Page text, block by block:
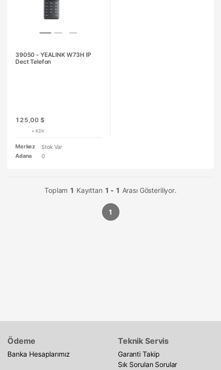
39050 - YEALINK W73H IP
Dect Telefon
125,00 $
+ KDV
Merkez
Stok Var
Adana
0
Toplam 1 Kayıttan 1 - 1 Arası Gösteriliyor.
1
Ödeme
Banka Hesaplarımız
Teknik Servis
Garanti Takip
Sık Sorulan Sorular